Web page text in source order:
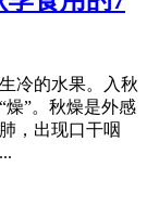
冷的水果。入秋
燥”。秋燥是外感
，出现口干咽